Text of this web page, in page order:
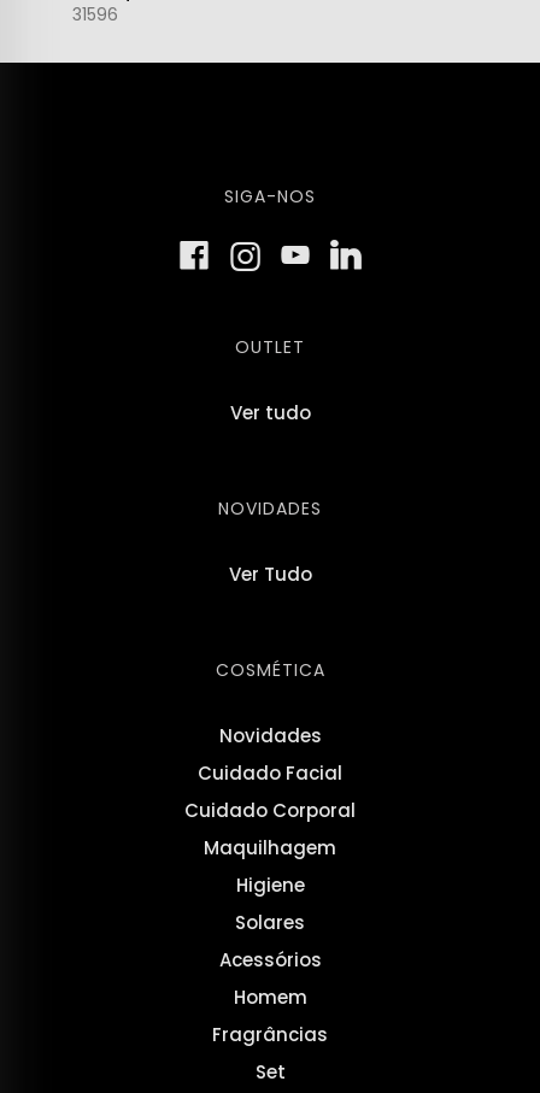
31596
SIGA-NOS
OUTLET
Ver tudo
NOVIDADES
Ver Tudo
COSMÉTICA
Novidades
Cuidado Facial
Cuidado Corporal
Maquilhagem
Higiene
Solares
Acessórios
Homem
Fragrâncias
Set